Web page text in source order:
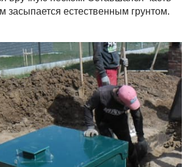
засыпается естественным грунтом.